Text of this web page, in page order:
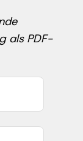
als PDF-